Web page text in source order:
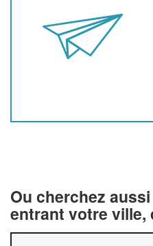
Ou cherchez
entrant votre